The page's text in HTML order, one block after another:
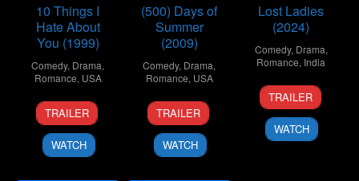
10 Things I
Hate About
You (1999)
Comedy, Drama,
Romance, USA
30
Mar
1999
Gil
Junger
TRAILER
WATCH
(500) Days of
Summer
(2009)
Comedy, Drama,
Romance, USA
17
Jul
2009
Marc
Webb
TRAILER
WATCH
Lost Ladies
(2024)
Comedy, Drama,
Romance, India
1
Mar
2024
Kiran
Rao
TRAILER
WATCH